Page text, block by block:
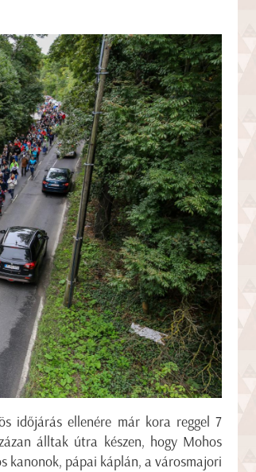
időjárás ellenére már kora reggel 7
álltak útra készen, hogy Mohos
kanonok, pápai káplán, a városmajori